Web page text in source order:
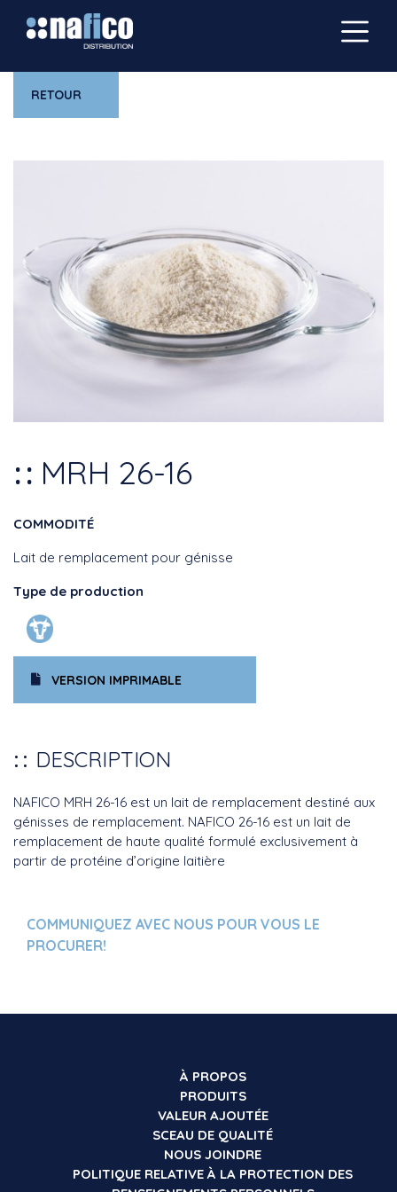
RETOUR
MRH 26-16
COMMODITÉ
Lait de remplacement pour génisse
Type de production
VERSION IMPRIMABLE
DESCRIPTION
NAFICO MRH 26-16 est un lait de remplacement destiné aux
génisses de remplacement. NAFICO 26-16 est un lait de
remplacement de haute qualité formulé exclusivement à
partir de protéine d’origine laitière
COMMUNIQUEZ AVEC NOUS POUR VOUS LE
PROCURER!
À PROPOS
PRODUITS
VALEUR AJOUTÉE
SCEAU DE QUALITÉ
NOUS JOINDRE
POLITIQUE RELATIVE À LA PROTECTION DES